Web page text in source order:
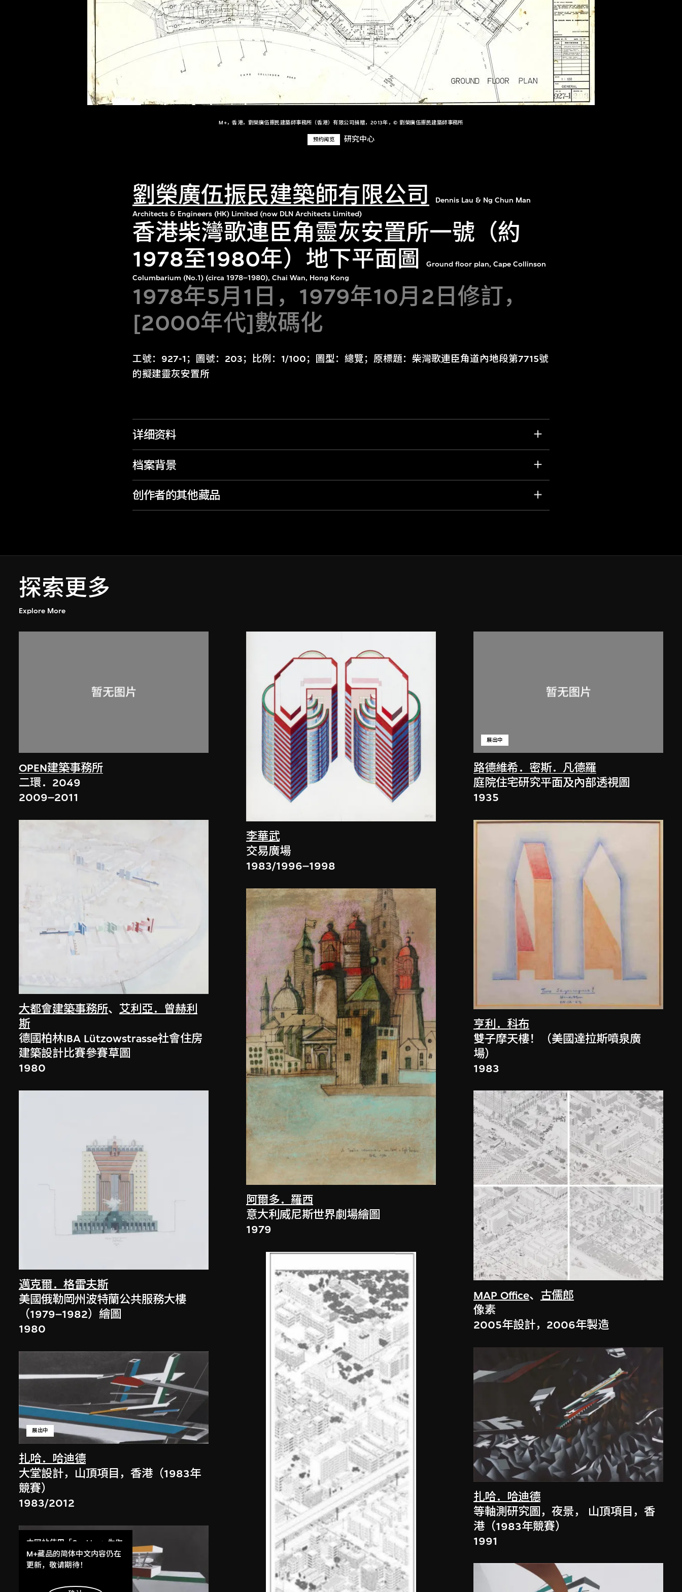
M+，香港，劉榮廣伍振民建築師事務所（香港）有限公司捐贈，2013年，© 劉榮廣伍振民建築師事務所
预约阅览 研究中心
劉榮廣伍振民建築師有限公司
Dennis Lau & Ng Chun Man
Architects & Engineers (HK) Limited (now DLN Architects Limited)
香港柴灣歌連臣角靈灰安置所一號（約
1978至1980年）地下平面圖
Ground floor plan, Cape Collinson
Columbarium (No.1) (circa 1978–1980), Chai Wan, Hong Kong
1978年5月1日，1979年10月2日修訂，
[2000年代]數碼化
工號：927-1；圖號：203；比例：1/100；圖型：總覽；原標題：柴灣歌連臣角道內地段第7715號
的擬建靈灰安置所
详细资料
档案背景
创作者的其他藏品
探索更多
Explore More
OPEN建築事務所
二環．2049
2009–2011
大都會建築事務所、艾利亞．曾赫利
斯
德國柏林IBA Lützowstrasse社會住房
建築設計比賽參賽草圖
1980
邁克爾．格雷夫斯
美國俄勒岡州波特蘭公共服務大樓
（1979–1982）繪圖
1980
扎哈．哈迪德
展出中
大堂設計，山頂項目，香港（1983年
競賽）
1983/2012
李華武
交易廣場
1983/1996–1998
阿爾多．羅西
意大利威尼斯世界劇場繪圖
1979
路德維希．密斯．凡德羅
展出中
庭院住宅研究平面及內部透視圖
1935
亨利．科布
雙子摩天樓！（美國達拉斯噴泉廣
場）
1983
MAP Office、 古儒郎
像素
2005年設計，2006年製造
扎哈．哈迪德
等軸測研究圖，夜景， 山頂項目，香
港（1983年競賽）
1991
本网站使用「Cookies」为你
提供最好的网站体验。
了解更多
M+藏品的简体中文内容仍在
更新，敬请期待！